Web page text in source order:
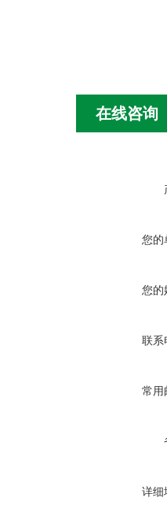
在线咨询
您的
您的
联系
常用
详细